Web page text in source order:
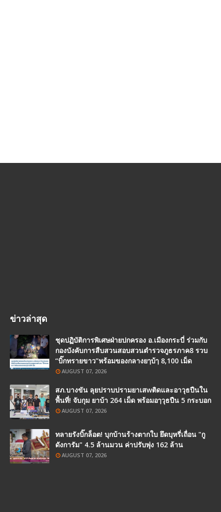
ข่าวล่าสุด
ชุดปฏิบัติการพิเศษฝ่ายปกครอง อ.เมืองกระบี่ ร่วมกับ
กองบังคับการสืบสวนสอบสวนตำรวจภูธรภาค8 รวบ
“บิ๊กทรายขาว”พร้อมของกลางยๅบ้ๅ 8,100 เม็ด
AUGUST 07, 2026
สภ.บางขัน ลุยปราบปรามยาเสwติดและอาวุธปืนใน
พื้นที่! จับกุม ยาบ้า 264 เม็ด พร้อมอๅวุธปืน 5 กระบอก
AUGUST 07, 2026
ทลายรังบิ๊กล็อต! บุกบ้านร้างตากใบ ยึดบุหรี่เถื่อน "กู
ดังการัม" 4.5 ล้านมวน ค่าปรับพุ่ง 162 ล้าน
AUGUST 07, 2026